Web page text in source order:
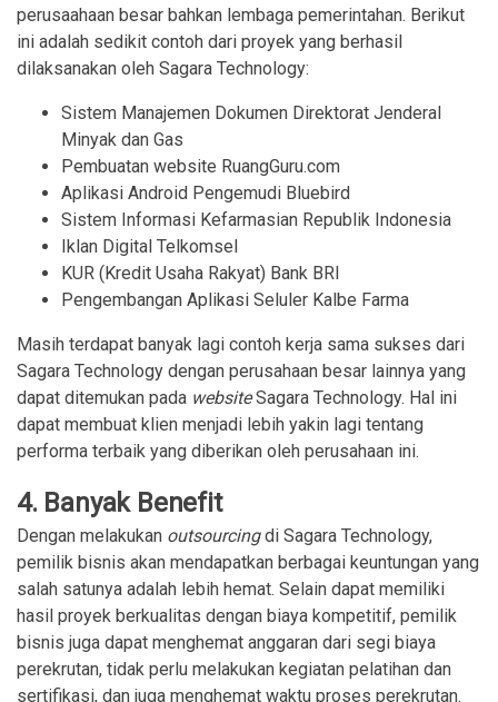
perusaahaan besar bahkan lembaga pemerintahan. Berikut
ini adalah sedikit contoh dari proyek yang berhasil
dilaksanakan oleh Sagara Technology:
Sistem Manajemen Dokumen Direktorat Jenderal
Minyak dan Gas
Pembuatan website RuangGuru.com
Aplikasi Android Pengemudi Bluebird
Sistem Informasi Kefarmasian Republik Indonesia
Iklan Digital Telkomsel
KUR (Kredit Usaha Rakyat) Bank BRI
Pengembangan Aplikasi Seluler Kalbe Farma
Masih terdapat banyak lagi contoh kerja sama sukses dari
Sagara Technology dengan perusahaan besar lainnya yang
dapat ditemukan pada websiteSagara Technology. Hal ini
dapat membuat klien menjadi lebih yakin lagi tentang
performa terbaik yang diberikan oleh perusahaan ini.
4. Banyak Benefit
Dengan melakukan outsourcingdi Sagara Technology,
pemilik bisnis akan mendapatkan berbagai keuntungan yang
salah satunya adalah lebih hemat. Selain dapat memiliki
hasil proyek berkualitas dengan biaya kompetitif, pemilik
bisnis juga dapat menghemat anggaran dari segi biaya
perekrutan, tidak perlu melakukan kegiatan pelatihan dan
sertifikasi, dan juga menghemat waktu proses perekrutan.